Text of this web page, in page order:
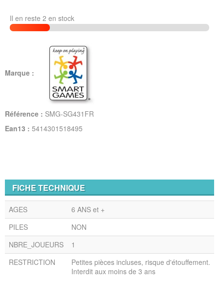
Il en reste 2 en stock
Marque :
Référence : SMG-SG431FR
Ean13 : 5414301518495
FICHE TECHNIQUE
AGES
6 ANS et +
PILES
NON
NBRE_JOUEURS
1
RESTRICTION
Petites pièces incluses, risque d'étouffement.
Interdit aux moins de 3 ans